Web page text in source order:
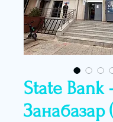
State Bank
Занабазар